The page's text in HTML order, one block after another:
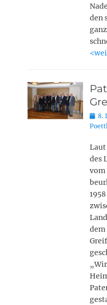
den
on
8.
Laut
des
vom